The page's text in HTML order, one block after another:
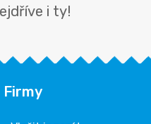
i ty!
Firmy